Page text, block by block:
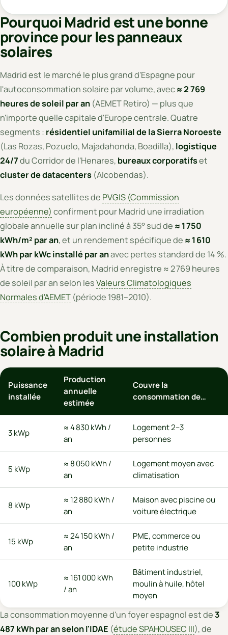
Pourquoi Madrid est une bonne
province pour les panneaux
solaires
Madrid est le marché le plus grand d'Espagne pour
l'autoconsommation solaire par volume, avec≈ 2 769
heures de soleil par an (AEMET Retiro) — plus que
n'importe quelle capitale d'Europe centrale. Quatre
segments : résidentiel unifamilial de la Sierra Noroeste
(Las Rozas, Pozuelo, Majadahonda, Boadilla), logistique
24/7du Corridor de l'Henares, bureaux corporatifset
cluster de datacenters (Alcobendas).
Les données satellites de PVGIS (Commission
européenne) confirment pour Madrid une irradiation
globale annuelle sur plan incliné à 35° sud de ≈ 1 750
kWh/m² par an, et un rendement spécifique de ≈ 1 610
kWh par kWc installé par anavec pertes standard de 14 %.
À titre de comparaison, Madrid enregistre ≈ 2 769 heures
de soleil par an selon lesValeurs Climatologiques
Normales d'AEMET (période 1981–2010).
Combien produit une installation
solaire à Madrid
Puissance
installée
Production
annuelle
estimée
Couvre la
consommation de…
3 kWp
≈ 4 830 kWh /
an
Logement 2–3
personnes
5 kWp
≈ 8 050 kWh /
an
Logement moyen avec
climatisation
8 kWp
≈ 12 880 kWh /
an
Maison avec piscine ou
voiture électrique
15 kWp
≈ 24 150 kWh /
an
PME, commerce ou
petite industrie
100 kWp
≈ 161 000 kWh
/ an
Bâtiment industriel,
moulin à huile, hôtel
moyen
La consommation moyenne d'un foyer espagnol est de3
487 kWh par an selon l'IDAE (étude SPAHOUSEC III), de